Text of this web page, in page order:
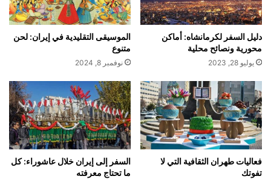
دليل السفر لكرمانشاه: أماكن
محورية ونصائح محلية
يوليو 28, 2023
الموسيقى التقليدية في إيران: لحن
متنوع
نوفمبر 8, 2024
فعاليات طهران الثقافية التي لا
تفوتك
السفر إلى إيران خلال عاشوراء: كل
ما تحتاج معرفته